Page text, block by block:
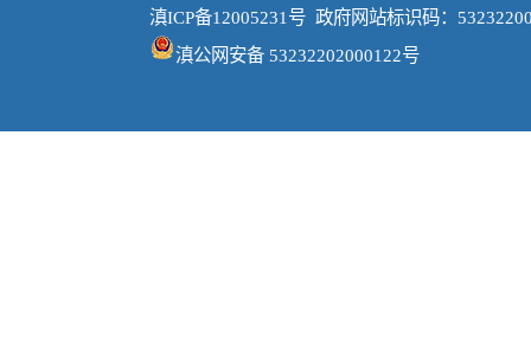
滇ICP备12005231号 政府网站标识码：
滇公网安备 53232202000122号